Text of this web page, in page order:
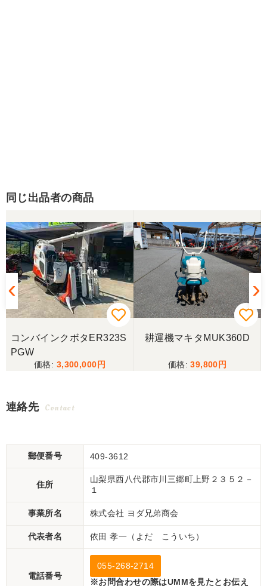
同じ出品者の商品
コンバインクボタER323S
PGW
3,300,000
耕運機マキタMUK360D
39,800
連絡先 Contact
郵便番号 409-3612
住所
山梨県西八代郡市川三郷町上野２３５２－
１
事業所名 株式会社 ヨダ兄弟商会
代表者名 依田 孝一（よだ こういち）
電話番号
055-268-2714
※お問合わせの際はUMMを見たとお伝え